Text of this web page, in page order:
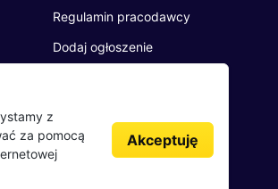
Regulamin pracodawcy
Dodaj ogłoszenie
z
za pomocą
Akceptuję